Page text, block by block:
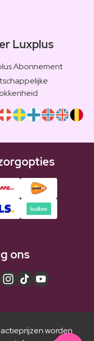
Luxplus
Abonnement
ons
worden